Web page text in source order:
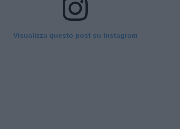
Visualizza questo post su Instagram